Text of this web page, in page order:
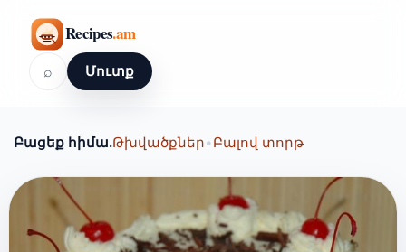
⌕ Մուտք
Բացեք հիմա.Թխվածքներ•Բալով տորթ